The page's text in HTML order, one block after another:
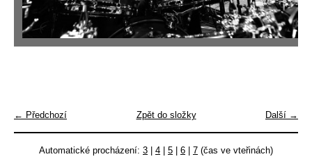
← Předchozí Další →
Zpět do složky
Automatické procházení: 3 4 5 6 7 (čas ve vteřinách)